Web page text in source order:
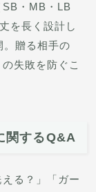
・MB・LB
を長く設計し
。贈る相手の
失敗を防ぐこ
関するQ&A
る？」「ガー